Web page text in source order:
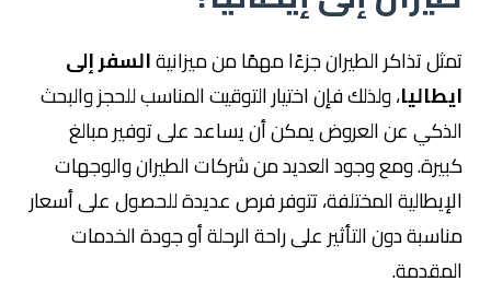
تمثل تذاكر الطيران جزءًا مهمًا من ميزانيةالسفر إلى
ايطاليا، ولذلك فإن اختيار التوقيت المناسب للحجز والبحث
الذكي عن العروض يمكن أن يساعد على توفير مبالغ
كبيرة. ومع وجود العديد من شركات الطيران والوجهات
الإيطالية المختلفة، تتوفر فرص عديدة للحصول على أسعار
مناسبة دون التأثير على راحة الرحلة أو جودة الخدمات
المقدمة.